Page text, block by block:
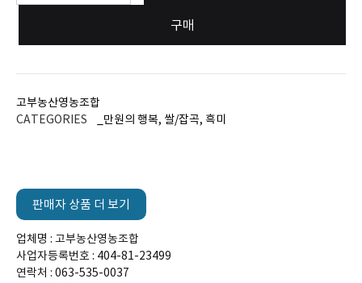
구매
고부농산영농조합
CATEGORIES
_만원의 행복, 쌀/잡곡, 흑미
판매자 상품 더 보기
업체명 : 고부농산영농조합
사업자등록번호 : 404-81-23499
연락처 : 063-535-0037